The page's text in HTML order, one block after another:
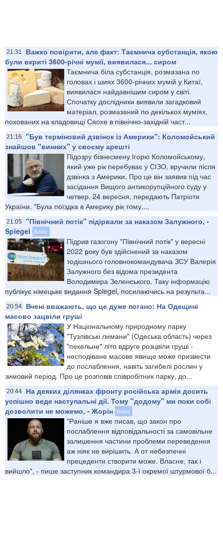
21:31
Важко повірити, але факт: Таємнича субстанція, якою
були вкриті 3600-річні мумії, виявилася... сиром
Таємнича біла субстанція, розмазана по
головах і шиях 3600-річних мумій у Китаї,
виявилася найдавнішим сиром у світі.
Спочатку дослідники виявили загадковий
матеріал, розмазаний по декількох муміях,
похованих на кладовищі Сяохе в північно-західній част...
21:16
"Був терміновий дзвінок із Америки": Коломойський
знайшов "винних" у своєму арешті
Підозру бізнесмену Ігорю Коломойському,
який уже рік перебуває у СІЗО, вручили після
дзвінка з Америки. Про це він заявив під час
засідання Вищого антикорупційного суду у
четвер, 24 вересня, передають Патріоти
України. "Була поїздка в Америку рік тому,...
21:05
"Північний потік" підірвали за наказом Залужного, -
Spiegel
Блог
Підрив газогону "Північний потік" у вересні
2022 року був здійснений за наказом
тодішнього головнокомандувача ЗСУ Валерія
Залужного без відома президента
Володимира Зеленського. Таку інформацію
публікує німецьке видання Spiegel, посилаючись на результа...
20:54
Вчені вважають, що це дуже погано: На Одещині
масово зацвіли груші
У Національному природному парку
"Тузлівські лимани" (Одеська область) через
"пекельне" літо вдруге розцвіли груші -
несподіване масове явище може призвести
до послаблення, навіть загибелі рослин у
зимовий період. Про це розповів співробітник парку, до...
20:44
На деяких ділянках фронту російська армія досить
успішно веде наступальні дії. Тому "додому" ми поки собі
дозволити не можемо, - Жорін Блог
"Раніше я вже писав, що закон про
послаблення відповідальності за самовільне
залишення частини проблеми переведення
аж ніяк не вирішить. А от небезпечні
прецеденти створити може. Власне, так і
вийшло", - пише заступник командира 3-ї окремої штурмової б...